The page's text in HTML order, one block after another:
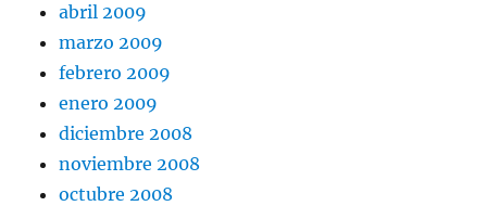
abril 2009
marzo 2009
febrero 2009
enero 2009
diciembre 2008
noviembre 2008
octubre 2008